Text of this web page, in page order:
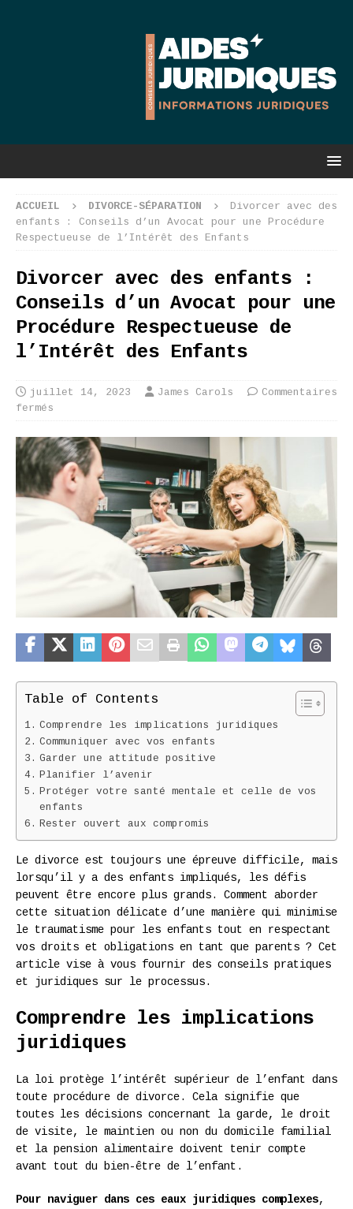
ACCUEIL DIVORCE-SÉPARATION
Divorcer avec des
enfants : Conseils d’un Avocat pour une Procédure
Respectueuse de l’Intérêt des Enfants
Divorcer avec des enfants :
Conseils d’un Avocat pour une
Procédure Respectueuse de
l’Intérêt des Enfants
juillet 14, 2023 James Carols
Commentaires
fermés
Table of Contents
Comprendre les implications juridiques
Communiquer avec vos enfants
Garder une attitude positive
Planifier l’avenir
Protéger votre santé mentale et celle de vos
enfants
Rester ouvert aux compromis
Le divorce est toujours une épreuve difficile, mais
lorsqu’il y a des enfants impliqués, les défis
peuvent être encore plus grands. Comment aborder
cette situation délicate d’une manière qui minimise
le traumatisme pour les enfants tout en respectant
vos droits et obligations en tant que parents ? Cet
article vise à vous fournir des conseils pratiques
et juridiques sur le processus.
Comprendre les implications
juridiques
La loi protège l’intérêt supérieur de l’enfant dans
toute procédure de divorce. Cela signifie que
toutes les décisions concernant la garde, le droit
de visite, le maintien ou non du domicile familial
et la pension alimentaire doivent tenir compte
avant tout du bien-être de l’enfant.
Pour naviguer dans ces eaux juridiques complexes,